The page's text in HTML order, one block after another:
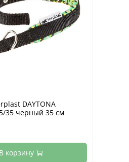
DAYTONA
35 черный 35 см
В корзину